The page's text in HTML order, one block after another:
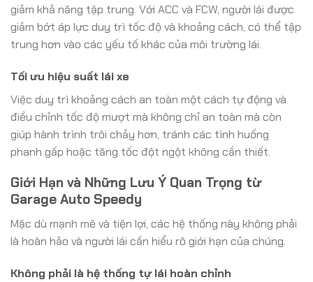
giảm khả năng tập trung. Với ACC và FCW, người lái được
giảm bớt áp lực duy trì tốc độ và khoảng cách, có thể tập
trung hơn vào các yếu tố khác của môi trường lái.
Tối ưu hiệu suất lái xe
Việc duy trì khoảng cách an toàn một cách tự động và
điều chỉnh tốc độ mượt mà không chỉ an toàn mà còn
giúp hành trình trôi chảy hơn, tránh các tình huống
phanh gấp hoặc tăng tốc đột ngột không cần thiết.
Giới Hạn và Những Lưu Ý Quan Trọng từ
Garage Auto Speedy
Mặc dù mạnh mẽ và tiện lợi, các hệ thống này không phải
là hoàn hảo và người lái cần hiểu rõ giới hạn của chúng.
Không phải là hệ thống tự lái hoàn chỉnh